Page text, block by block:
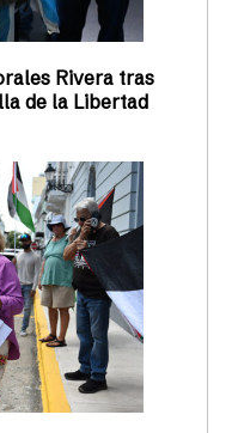
Rivera tras
de la Libertad